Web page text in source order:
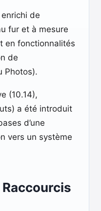
de
fur et à mesure
en fonctionnalités
de
Photos).
(10.14),
a été introduit
d’une
vers un système